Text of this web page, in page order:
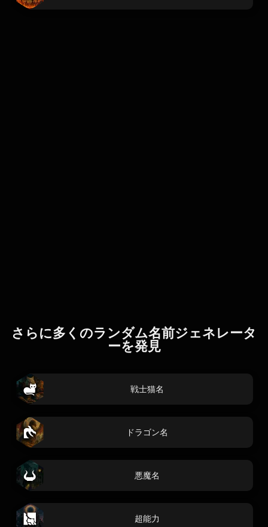
さらに多くのランダム名前ジェネレータ
ーを発見
戦士猫名
ドラゴン名
悪魔名
超能力